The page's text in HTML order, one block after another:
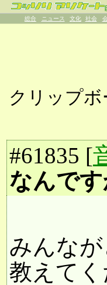
β
総合 ニュース 文化 社会
クリップ
#61835 [
なんで
みんな
教えて